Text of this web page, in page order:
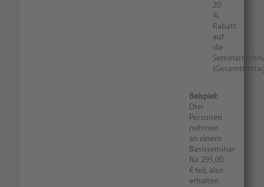
20
%
Rabatt
auf
die
Beispiel:
Drei
Personen
nehmen
an einem
Basisseminar
für 295,00
€ teil, also
erhalten